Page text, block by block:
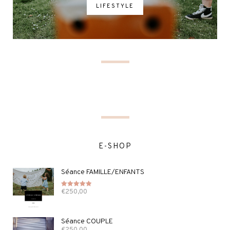
LIFESTYLE
E-SHOP
Séance FAMILLE/ENFANTS
Note5.00
€250,00
Séance COUPLE